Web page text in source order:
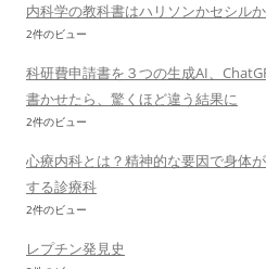
内科学の教科書はハリソンかセシルか
2件のビュー
科研費申請書を３つの生成AI、
書かせたら、驚くほど違う結果に
2件のビュー
心療内科とは？精神的な要因で身体
する診療科
2件のビュー
レプチン発見史